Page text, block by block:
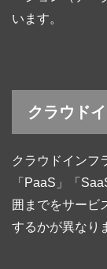
います。
クラウド
クラウドインフ
「PaaS」「
囲までをサービ
するかが異なり